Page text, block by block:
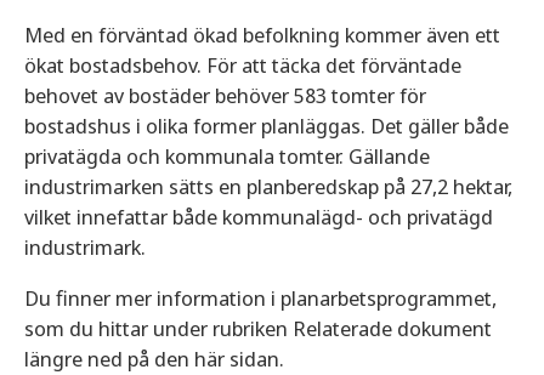
Med en förväntad ökad befolkning kommer även ett
ökat bostadsbehov. För att täcka det förväntade
behovet av bostäder behöver 583 tomter för
bostadshus i olika former planläggas. Det gäller både
privatägda och kommunala tomter. Gällande
industrimarken sätts en planberedskap på 27,2 hektar,
vilket innefattar både kommunalägd- och privatägd
industrimark.
Du finner mer information i planarbetsprogrammet,
som du hittar under rubriken Relaterade dokument
längre ned på den här sidan.